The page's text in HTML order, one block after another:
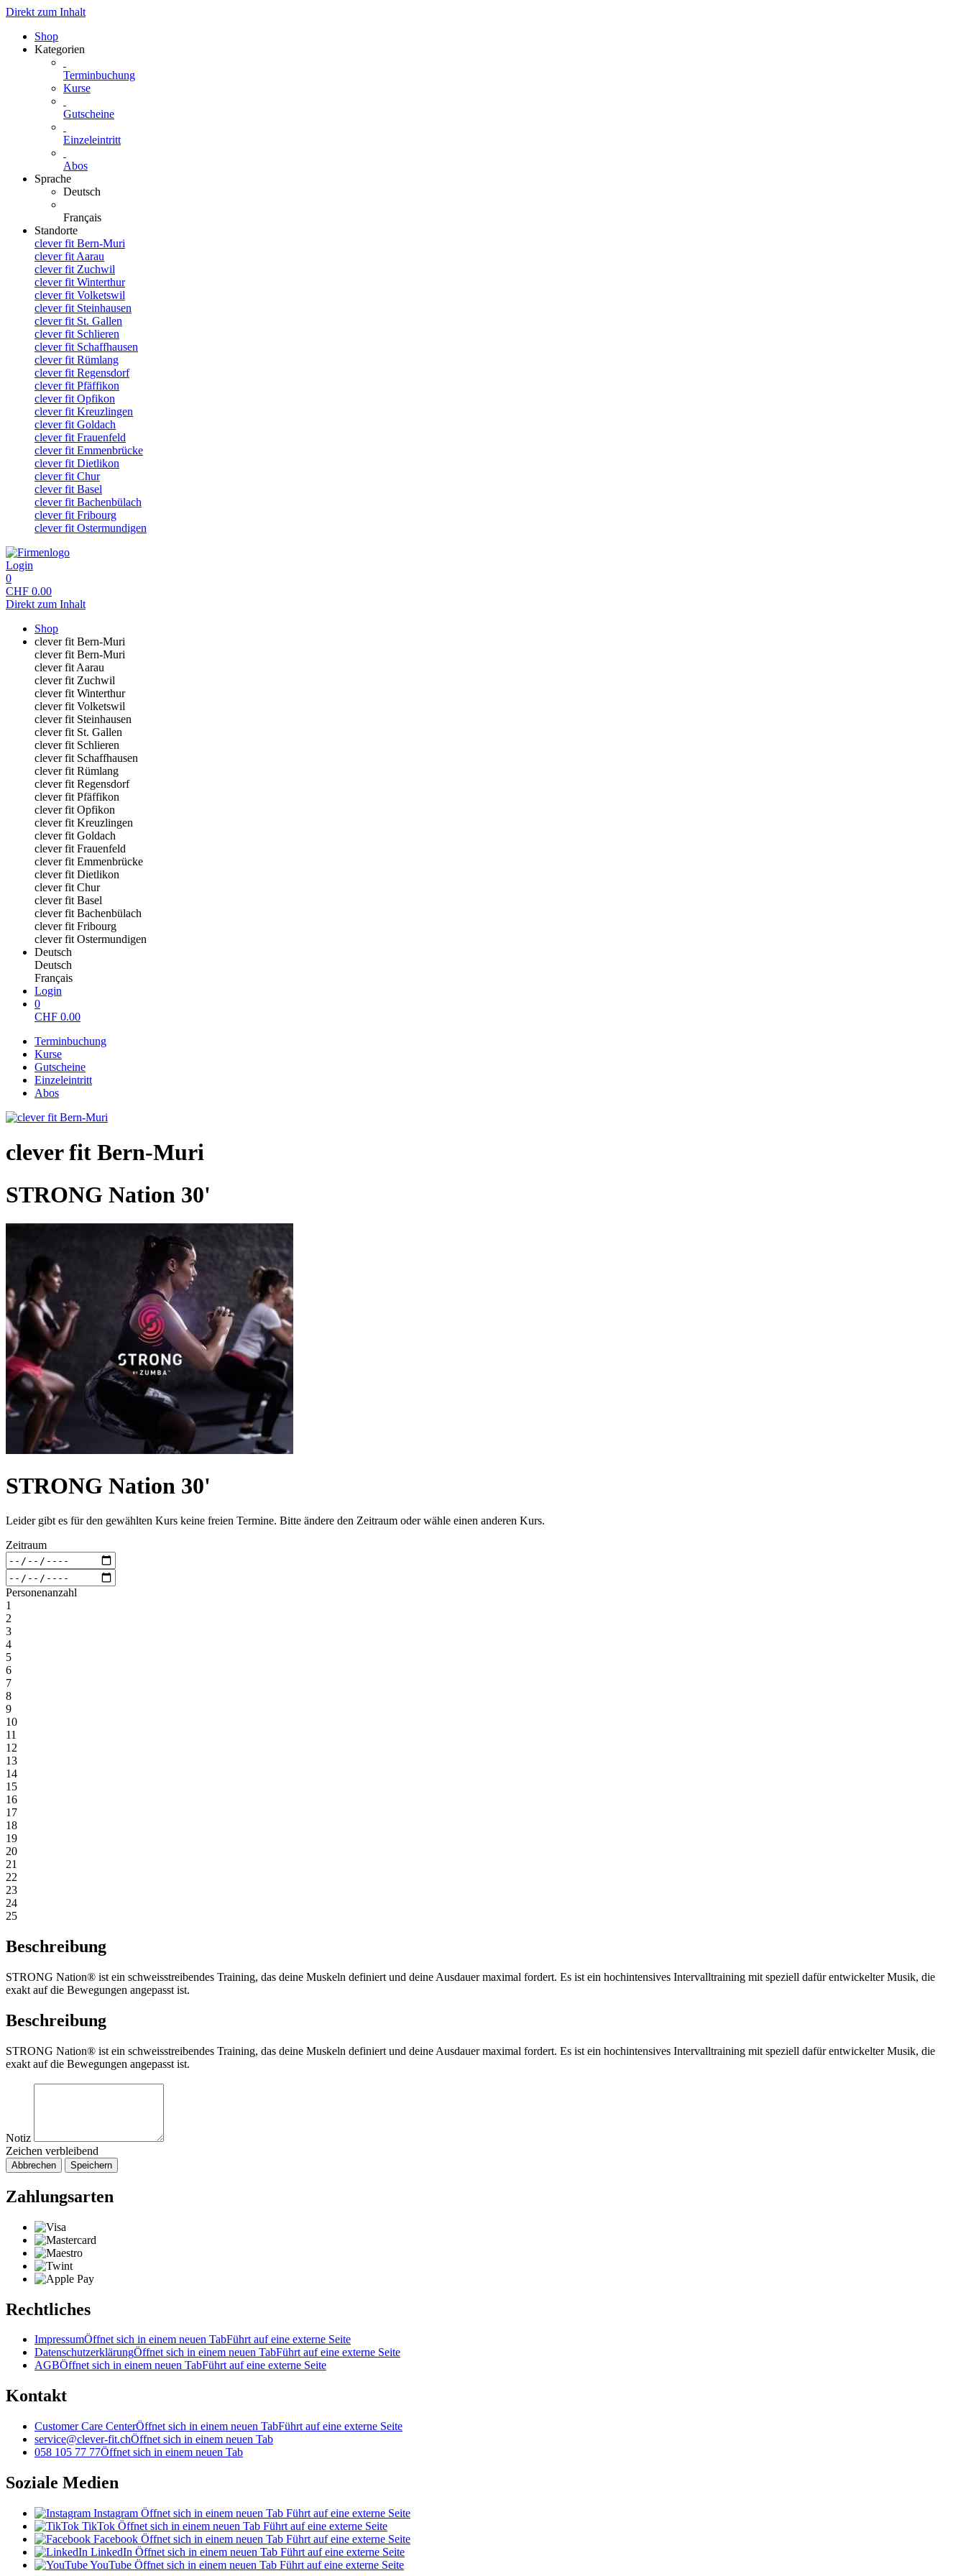
Direkt zum Inhalt
Shop
Kategorien
Terminbuchung
Kurse
Gutscheine
Einzeleintritt
Abos
Sprache
Deutsch
Français
Standorte
clever fit Bern-Muri
clever fit Aarau
clever fit Zuchwil
clever fit Winterthur
clever fit Volketswil
clever fit Steinhausen
clever fit St. Gallen
clever fit Schlieren
clever fit Schaffhausen
clever fit Rümlang
clever fit Regensdorf
clever fit Pfäffikon
clever fit Opfikon
clever fit Kreuzlingen
clever fit Goldach
clever fit Frauenfeld
clever fit Emmenbrücke
clever fit Dietlikon
clever fit Chur
clever fit Basel
clever fit Bachenbülach
clever fit Fribourg
clever fit Ostermundigen
Login
0
CHF 0.00
Direkt zum Inhalt
Shop
clever fit Bern-Muri
clever fit Bern-Muri
clever fit Aarau
clever fit Zuchwil
clever fit Winterthur
clever fit Volketswil
clever fit Steinhausen
clever fit St. Gallen
clever fit Schlieren
clever fit Schaffhausen
clever fit Rümlang
clever fit Regensdorf
clever fit Pfäffikon
clever fit Opfikon
clever fit Kreuzlingen
clever fit Goldach
clever fit Frauenfeld
clever fit Emmenbrücke
clever fit Dietlikon
clever fit Chur
clever fit Basel
clever fit Bachenbülach
clever fit Fribourg
clever fit Ostermundigen
Deutsch
Deutsch
Français
Login
0
CHF 0.00
Terminbuchung
Kurse
Gutscheine
Einzeleintritt
Abos
clever fit Bern-Muri
STRONG Nation 30'
STRONG Nation 30'
Leider gibt es für den gewählten Kurs keine freien Termine. Bitte ändere den Zeitraum oder wähle einen anderen Kurs.
Zeitraum
Personenanzahl
1
2
3
4
5
6
7
8
9
10
11
12
13
14
15
16
17
18
19
20
21
22
23
24
25
Beschreibung
STRONG Nation® ist ein schweisstreibendes Training, das deine Muskeln definiert und deine Ausdauer maximal fordert. Es ist ein hochintensives Intervalltraining mit speziell dafür entwickelter Musik, die
exakt auf die Bewegungen angepasst ist.
Beschreibung
STRONG Nation® ist ein schweisstreibendes Training, das deine Muskeln definiert und deine Ausdauer maximal fordert. Es ist ein hochintensives Intervalltraining mit speziell dafür entwickelter Musik, die
exakt auf die Bewegungen angepasst ist.
Notiz
Zeichen verbleibend
Abbrechen Speichern
Zahlungsarten
Rechtliches
ImpressumÖffnet sich in einem neuen TabFührt auf eine externe Seite
DatenschutzerklärungÖffnet sich in einem neuen TabFührt auf eine externe Seite
AGBÖffnet sich in einem neuen TabFührt auf eine externe Seite
Kontakt
Customer Care CenterÖffnet sich in einem neuen TabFührt auf eine externe Seite
service@clever-fit.chÖffnet sich in einem neuen Tab
058 105 77 77Öffnet sich in einem neuen Tab
Soziale Medien
Instagram Öffnet sich in einem neuen Tab Führt auf eine externe Seite
TikTok Öffnet sich in einem neuen Tab Führt auf eine externe Seite
Facebook Öffnet sich in einem neuen Tab Führt auf eine externe Seite
LinkedIn Öffnet sich in einem neuen Tab Führt auf eine externe Seite
YouTube Öffnet sich in einem neuen Tab Führt auf eine externe Seite